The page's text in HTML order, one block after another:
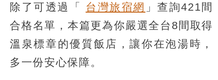
除了可透過「 台灣旅宿網 」查詢421間
合格名單，本篇更為你嚴選全台8間取得
溫泉標章的優質飯店，讓你在泡湯時，
多一份安心保障。